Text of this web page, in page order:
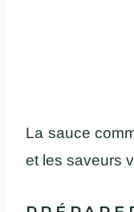
La sauce
et les saveurs